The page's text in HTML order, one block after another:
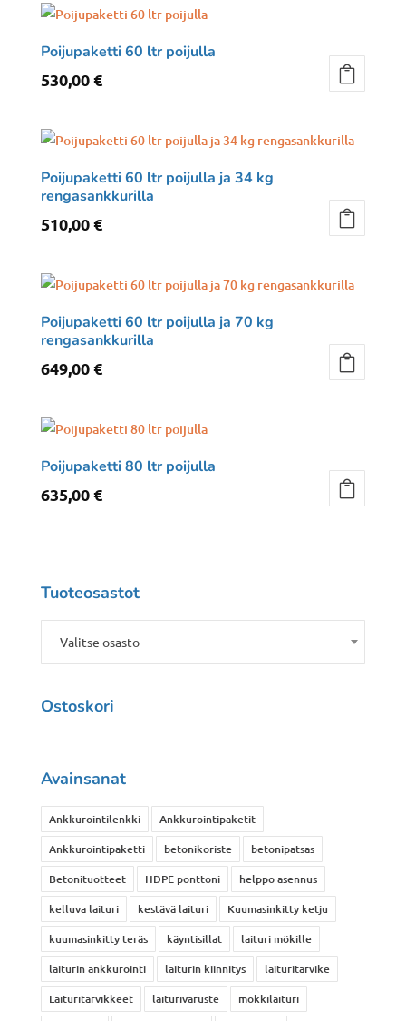
Poijupaketti 60 ltr poijulla
530,00€
Poijupaketti 60 ltr poijulla ja 34 kg
rengasankkurilla
510,00€
Poijupaketti 60 ltr poijulla ja 70 kg
rengasankkurilla
649,00€
Poijupaketti 80 ltr poijulla
635,00€
Tuoteosastot
Valitse osasto
Ostoskori
Avainsanat
Ankkurointilenkki
Ankkurointipaketit
Ankkurointipaketti
betonikoriste
betonipatsas
Betonituotteet
HDPE ponttoni
helppo asennus
kelluva laituri
kestävä laituri
Kuumasinkitty ketju
kuumasinkitty teräs
käyntisillat
laituri mökille
laiturin ankkurointi
laiturin kiinnitys
laituritarvike
Laituritarvikkeet
laiturivaruste mökkilaituri